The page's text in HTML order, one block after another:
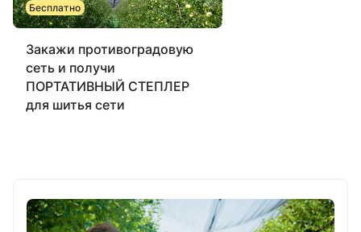
Бесплатно
Закажи противоградовую
сеть и получи
ПОРТАТИВНЫЙ СТЕПЛЕР
для шитья сети